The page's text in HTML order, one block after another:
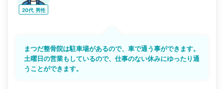
20代 男性
まつだ整骨院は駐車場があるので、車で通う事ができます。
土曜日の営業もしているので、仕事のない休みにゆったり通
うことができます。